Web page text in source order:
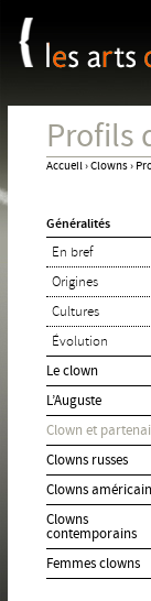
Profils
êtes
ici
Accueil›Clowns›
Généralités
En bref
Origines
Cultures
Évolution
Le clown
L’Auguste
Clown et
Clowns russes
Clowns
Clowns
contemporains
Femmes clowns
Panneau de